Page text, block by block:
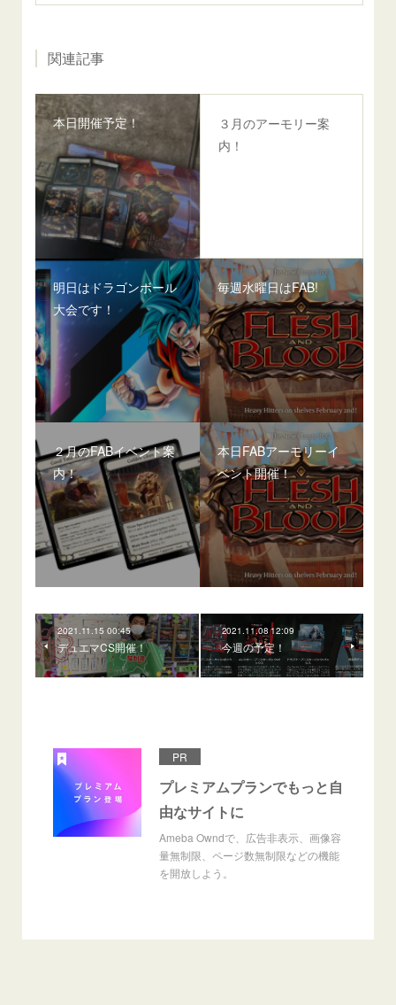
関連記事
本日開催予定！
３月のアーモリー案
内！
明日はドラゴンボール
大会です！
毎週水曜日はFAB!
２月のFABイベント案
内！
本日FABアーモリーイ
ベント開催！
2021.11.15 00:45
デュエマCS開催！
2021.11.08 12:09
今週の予定！
PR
プレミアムプランでもっと自
由なサイトに
Ameba Owndで、広告非表示、画像容
量無制限、ページ数無制限などの機能
を開放しよう。